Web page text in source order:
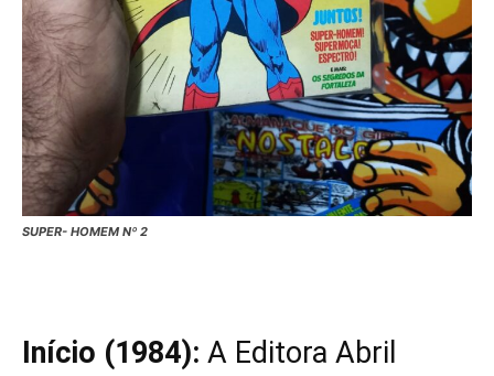
SUPER- HOMEM Nº 2
Início (1984): A Editora Abril